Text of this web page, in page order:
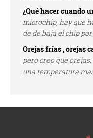
¿Qué hacer cuando
microchip, hay que
de de baja el chip
Orejas frías , orejas
pero creo que
una temperatura